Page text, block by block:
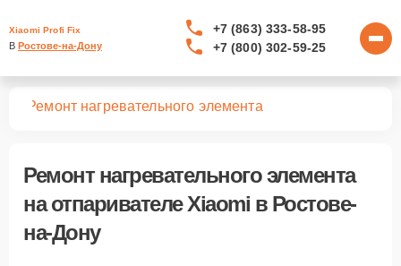
Xiaomi Profi Fix
В Ростове-на-Дону
+7 (863) 333-58-95
+7 (800) 302-59-25
Ремонт нагревательного элемента
Ремонт нагревательного элемента
на отпаривателе Xiaomi в Ростове-
на-Дону